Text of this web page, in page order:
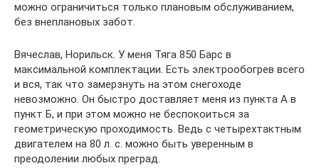
можно ограничиться только плановым обслуживанием,
без внеплановых забот.
Вячеслав, Норильск. У меня Тяга 850 Барс в
максимальной комплектации. Есть электрообогрев всего
и вся, так что замерзнуть на этом снегоходе
невозможно. Он быстро доставляет меня из пункта А в
пункт Б, и при этом можно не беспокоиться за
геометрическую проходимость. Ведь с четырехтактным
двигателем на 80 л. с. можно быть уверенным в
преодолении любых преград.